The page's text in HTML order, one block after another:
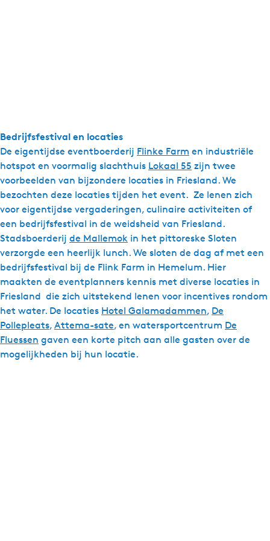
Bedrijfsfestival en locaties
De eigentijdse eventboerderij Flinke Farm en industriële
hotspot en voormalig slachthuis Lokaal 55 zijn twee
voorbeelden van bijzondere locaties in Friesland. We
bezochten deze locaties tijden het event. Ze lenen zich
voor eigentijdse vergaderingen, culinaire activiteiten of
een bedrijfsfestival in de weidsheid van Friesland.
Stadsboerderij de Mallemok in het pittoreske Sloten
verzorgde een heerlijk lunch. We sloten de dag af met een
bedrijfsfestival bij de Flink Farm in Hemelum. Hier
maakten de eventplanners kennis met diverse locaties in
Friesland die zich uitstekend lenen voor incentives rondom
het water. De locaties Hotel Galamadammen, De
Pollepleats, Attema-sate, en watersportcentrum De
Fluessen gaven een korte pitch aan alle gasten over de
mogelijkheden bij hun locatie.